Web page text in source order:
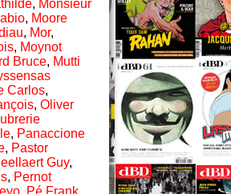
, Monsieur
, Moore
, Mor,
, Moynot
Bruce, Mutti
Carlos,
, Oliver
, Panaccione
, Pastor
Guy,
, Pernot